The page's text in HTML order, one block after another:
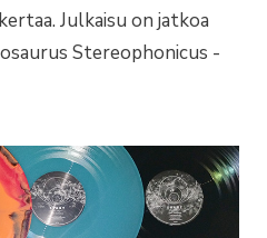
Julkaisu on jatkoa
Stereophonicus -